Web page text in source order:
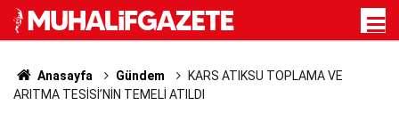
Anasayfa Gündem
KARS ATIKSU TOPLAMA VE
ARITMA TESİSİ’NİN TEMELİ ATILDI